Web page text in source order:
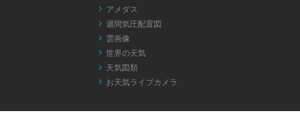
 アメダス
 週間気圧配置図
 雲画像
 世界の天気
 天気図類
 お天気ライブカメラ